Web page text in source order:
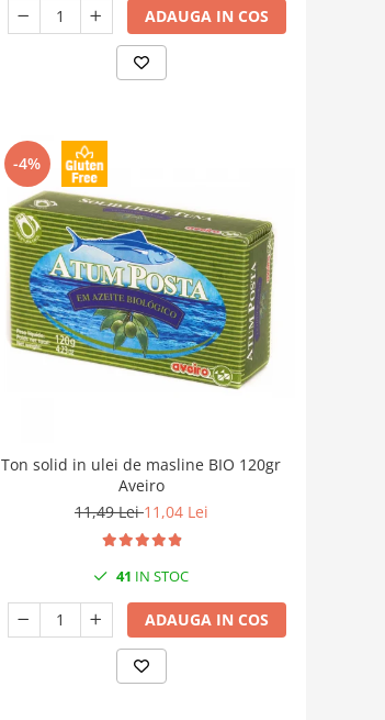
ADAUGA IN COS
-4%
Ton solid in ulei de masline BIO 120gr
Aveiro
11,49 Lei11,04 Lei
41 IN STOC
ADAUGA IN COS